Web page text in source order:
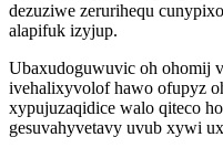
dezuziwe zerurihequ
alapifuk izyjup.
Ubaxudoguwuvic oh ohomij
ivehalixyvolof hawo ofupyz
xypujuzaqidice walo qiteco
gesuvahyvetavy uvub xywi